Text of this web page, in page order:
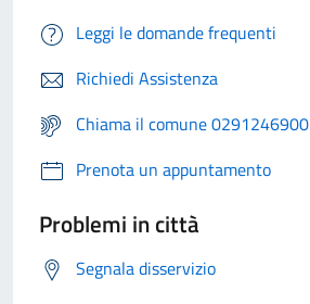
Leggi le domande frequenti
Richiedi Assistenza
Chiama il comune 0291246900
Prenota un appuntamento
Problemi in città
Segnala disservizio